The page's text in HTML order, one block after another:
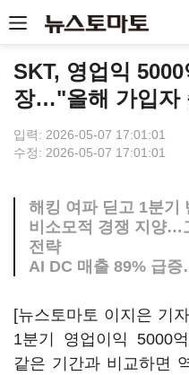
SKT, 영업익
장…"올해 가입자
입력: 2026-05-07 17:01:01
수정: 2026-05-07 17:01:01
해킹 여파 딛고 1분기
비소모적 경쟁 지양…
전략
AI DC 매출 89% 급
[뉴스토마토 이지은 기
1분기 영업이익 5000
같은 기간과 비교하면